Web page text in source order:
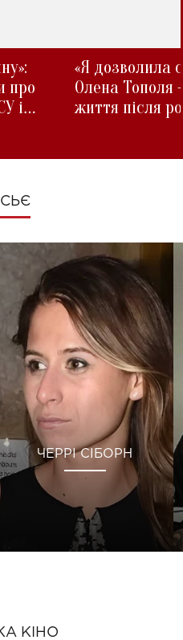
про
і
«Я дозволила
Олена Тополя
життя після
ЧЕРРІ СІБОРН
КІНО